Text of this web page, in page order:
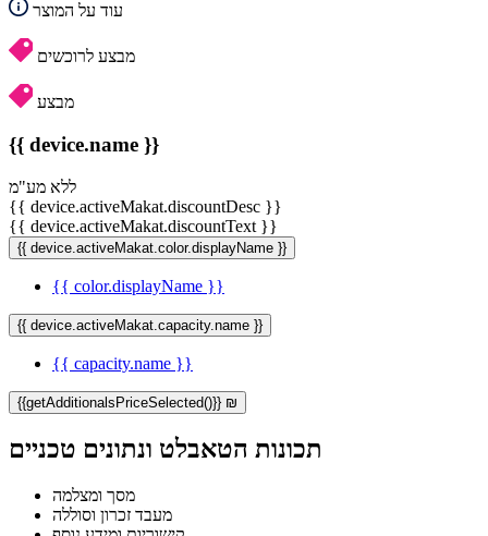
עוד על המוצר
מבצע לרוכשים
מבצע
{{ device.name }}
ללא מע"מ
{{ device.activeMakat.discountDesc }}
{{ device.activeMakat.discountText }}
{{ device.activeMakat.color.displayName }}
{{ color.displayName }}
{{ device.activeMakat.capacity.name }}
{{ capacity.name }}
{{getAdditionalsPriceSelected()}} ₪
תכונות הטאבלט ונתונים טכניים
מסך ומצלמה
מעבד זכרון וסוללה